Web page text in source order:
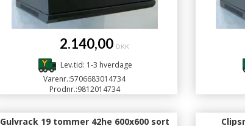
2.140,00 DKK
Lev.tid: 1-3 hverdage
Varenr.:5706683014734
Prodnr.:9812014734
Gulvrack 19 tommer 42he 600x600 sort